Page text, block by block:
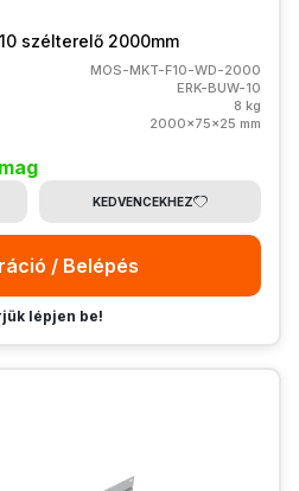
szélterelő 2000mm
MOS-MKT-F10-WD-2000
ERK-BUW-10
8 kg
2000x75x25 mm
KEDVENCEKHEZ
/ Belépés
lépjen be!